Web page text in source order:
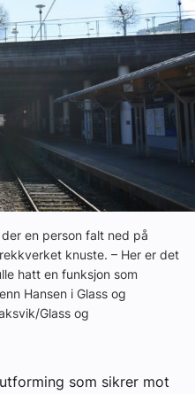
en person falt ned på
knuste. – Her er det
hatt en funksjon som
Hansen i Glass og
Glass og
som sikrer mot